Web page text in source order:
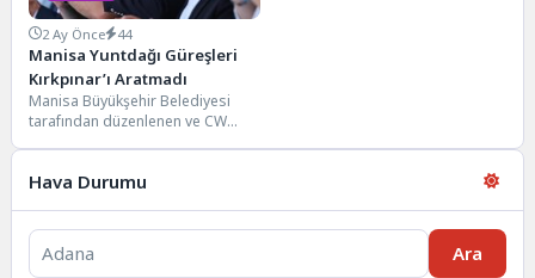
2 Ay Önce 44
Manisa Yuntdağı Güreşleri
Kırkpınar’ı Aratmadı
Manisa Büyükşehir Belediyesi
tarafından düzenlenen ve CW
Hava Durumu
Ara